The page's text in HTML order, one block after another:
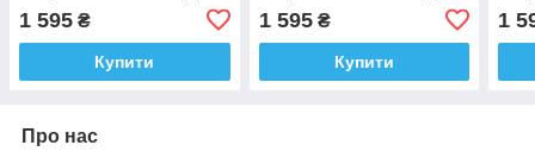
1 595 ₴
Купити
1 595₴
Купити
1
Про нас